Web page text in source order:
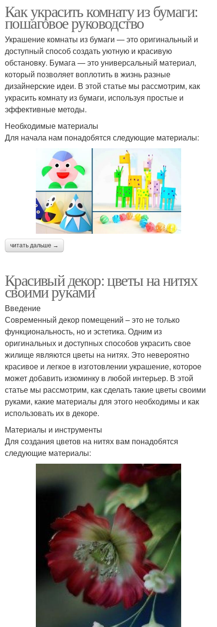
Как украсить комнату из бумаги:
пошаговое руководство
Украшение комнаты из бумаги — это оригинальный и
доступный способ создать уютную и красивую
обстановку. Бумага — это универсальный материал,
который позволяет воплотить в жизнь разные
дизайнерские идеи. В этой статье мы рассмотрим, как
украсить комнату из бумаги, используя простые и
эффективные методы.
Необходимые материалы
Для начала нам понадобятся следующие материалы:
читать дальше →
Красивый декор: цветы на нитях
своими руками
Введение
Современный декор помещений – это не только
функциональность, но и эстетика. Одним из
оригинальных и доступных способов украсить свое
жилище являются цветы на нитях. Это невероятно
красивое и легкое в изготовлении украшение, которое
может добавить изюминку в любой интерьер. В этой
статье мы рассмотрим, как сделать такие цветы своими
руками, какие материалы для этого необходимы и как
использовать их в декоре.
Материалы и инструменты
Для создания цветов на нитях вам понадобятся
следующие материалы: